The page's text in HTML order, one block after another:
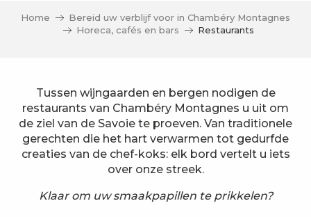
Home
Bereid uw verblijf voor in Chambéry Montagnes
Horeca, cafés en bars
Restaurants
Tussen wijngaarden en bergen nodigen de
restaurants van Chambéry Montagnes u uit om
de ziel van de Savoie te proeven. Van traditionele
gerechten die het hart verwarmen tot gedurfde
creaties van de chef-koks: elk bord vertelt u iets
over onze streek.
Klaar om uw smaakpapillen te prikkelen?